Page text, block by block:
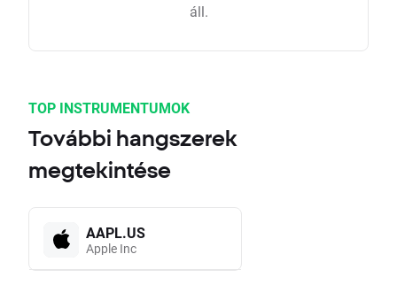
áll.
TOP INSTRUMENTUMOK
További hangszerek
megtekintése
AAPL.US
Apple Inc